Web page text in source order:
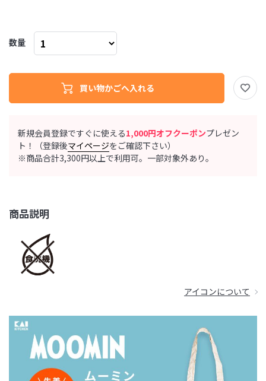
新規会員登録ですぐに使える1,000円オフクーポンプレゼン
ト！（登録後マイページをご確認下さい）
※商品合計3,300円以上で利用可。一部対象外あり。
商品説明
アイコンについて
数量